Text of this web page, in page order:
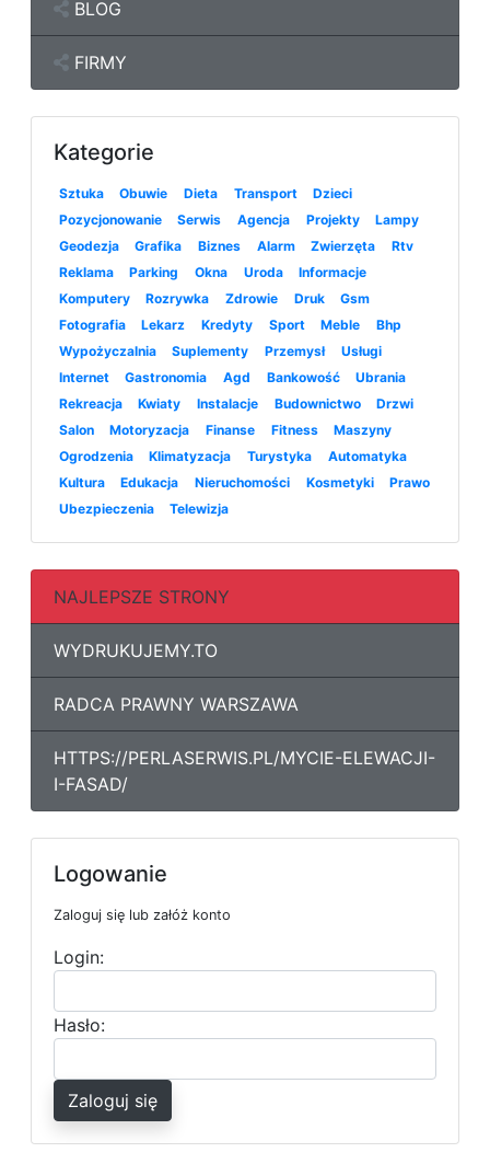
BLOG
FIRMY
Kategorie
Sztuka Obuwie Dieta Transport
Dzieci
Pozycjonowanie
Serwis Agencja Projekty
Lampy
Geodezja
Grafika Biznes Alarm Zwierzęta
Rtv
Reklama
Parking Okna Uroda
Informacje
Komputery
Rozrywka Zdrowie Druk
Gsm
Fotografia
Lekarz Kredyty Sport Meble
Bhp
Wypożyczalnia
Suplementy Przemysł
Usługi
Internet
Gastronomia Agd Bankowość
Ubrania
Rekreacja
Kwiaty Instalacje Budownictwo
Drzwi
Salon
Motoryzacja Finanse Fitness
Maszyny
Ogrodzenia
Klimatyzacja Turystyka
Automatyka
Kultura
Edukacja Nieruchomości Kosmetyki
Prawo
Ubezpieczenia
Telewizja
NAJLEPSZE STRONY
WYDRUKUJEMY.TO
RADCA PRAWNY WARSZAWA
HTTPS://PERLASERWIS.PL/MYCIE-ELEWACJI-
I-FASAD/
Logowanie
Zaloguj się lub załóż konto
Login:
Hasło:
Zaloguj się